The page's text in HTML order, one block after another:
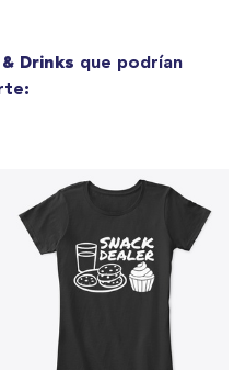
Drinks que podrían